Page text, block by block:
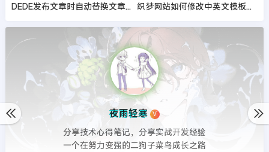
DEDE发布文章时自动替换文章中外链 织梦网站如何修改中英文模板的当前位置
夜雨轻寒 V
分享技术心得笔记，分享实战开发经验
一个在努力变强的二狗子菜鸟成长之路